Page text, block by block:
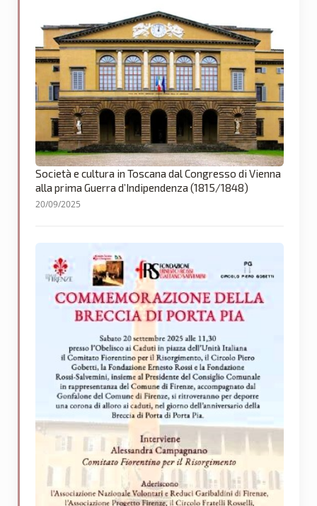
Società e cultura in Toscana dal Congresso di Vienna
alla prima Guerra d’Indipendenza (1815/1848)
20/09/2025